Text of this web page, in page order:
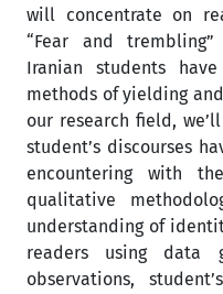
will concentrate on
“Fear and
Iranian students
methods of yielding
our research field,
student’s discourses
encountering with
qualitative
understanding of
readers using data
observations,